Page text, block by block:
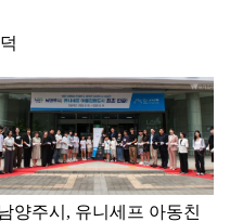
양주시, 유니세프 아동친